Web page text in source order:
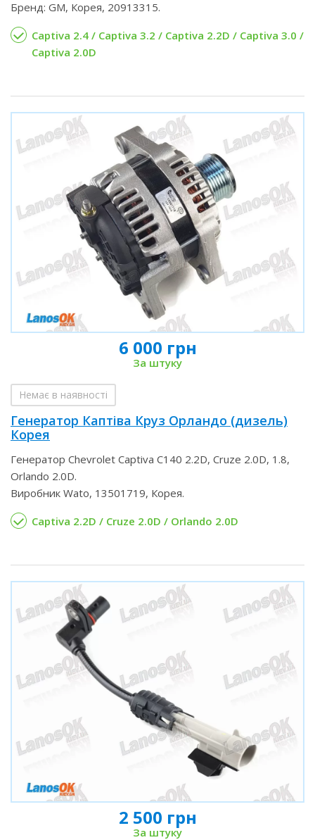
Бренд: GM, Корея, 20913315.
Captiva 2.4 / Captiva 3.2 / Captiva 2.2D / Captiva 3.0 /
Captiva 2.0D
6 000 грн
За штуку
Немає в наявності
Генератор Каптіва Круз Орландо (дизель)
Корея
Генератор Chevrolet Captiva C140 2.2D, Cruze 2.0D, 1.8,
Orlando 2.0D.
Виробник Wato, 13501719, Корея.
Captiva 2.2D / Cruze 2.0D / Orlando 2.0D
2 500 грн
За штуку